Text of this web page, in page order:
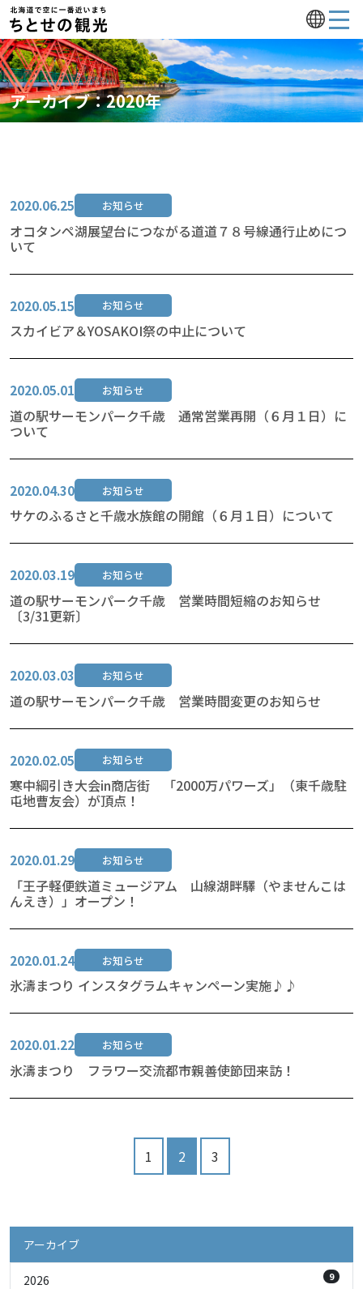
アーカイブ：2020年
2020.06.25 お知らせ
オコタンペ湖展望台につながる道道７８号線通行止めにつ
いて
2020.05.15 お知らせ
スカイビア＆YOSAKOI祭の中止について
2020.05.01 お知らせ
道の駅サーモンパーク千歳 通常営業再開（６月１日）に
ついて
2020.04.30 お知らせ
サケのふるさと千歳水族館の開館（６月１日）について
2020.03.19 お知らせ
道の駅サーモンパーク千歳 営業時間短縮のお知らせ
〔3/31更新〕
2020.03.03 お知らせ
道の駅サーモンパーク千歳 営業時間変更のお知らせ
2020.02.05 お知らせ
寒中綱引き大会in商店街 「2000万パワーズ」（東千歳駐
屯地曹友会）が頂点！
2020.01.29 お知らせ
「王子軽便鉄道ミュージアム 山線湖畔驛（やませんこは
んえき）」オープン！
2020.01.24 お知らせ
氷濤まつり インスタグラムキャンペーン実施♪♪
2020.01.22 お知らせ
氷濤まつり フラワー交流都市親善使節団来訪！
1 2 3
アーカイブ
2026 9